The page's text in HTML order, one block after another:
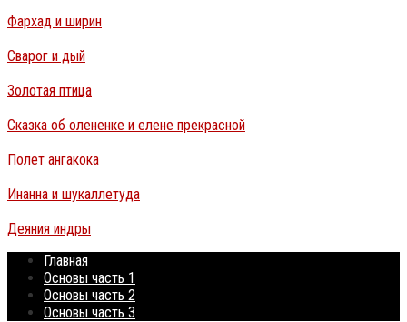
Фархад и ширин
Сварог и дый
Золотая птица
Сказка об олененке и елене прекрасной
Полет ангакока
Инанна и шукаллетуда
Деяния индры
Главная
Основы часть 1
Основы часть 2
Основы часть 3